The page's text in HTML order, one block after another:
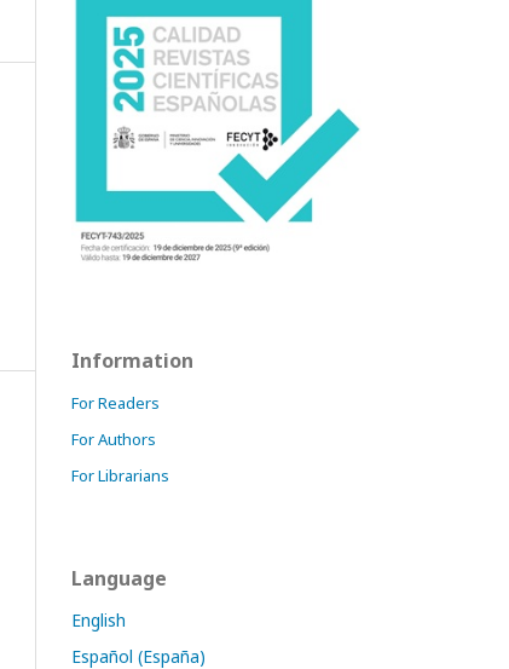
Information
For Readers
For Authors
For Librarians
Language
English
Español (España)